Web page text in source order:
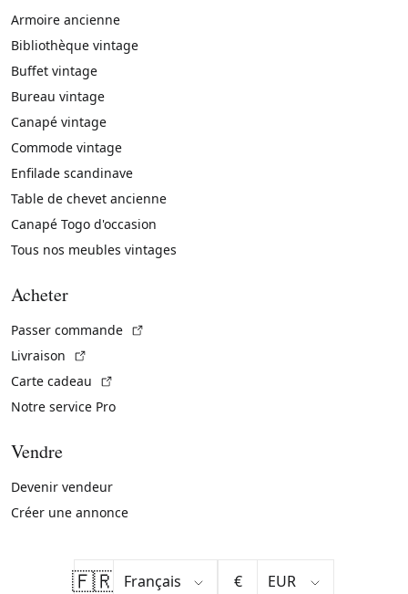
Armoire ancienne
Bibliothèque vintage
Buffet vintage
Bureau vintage
Canapé vintage
Commode vintage
Enfilade scandinave
Table de chevet ancienne
Canapé Togo d'occasion
Tous nos meubles vintages
Acheter
Passer commande
Livraison
Carte cadeau
Notre service Pro
Vendre
Devenir vendeur
Créer une annonce
🇫🇷 €